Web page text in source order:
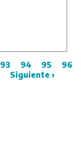
Page
93 Page
94 Page
95
96
Next
Siguiente ›